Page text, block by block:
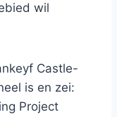
wil
Castle-
is en zei:
Project